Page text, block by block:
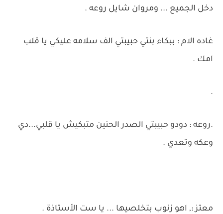
دخل الجميع ... ومروان شايل روعه .
غاده الام : ببكاء بنتي حبيبتي الف سلامه عليكي يا قلب
امك .
.
.روعه : دودو حبيبتي الصدر الحنين متبكيش يا قلبي...دي
وعكه وتعدي .
معتز :, اهو زنوب بتخلصيها ... يا ست الأستاذة .